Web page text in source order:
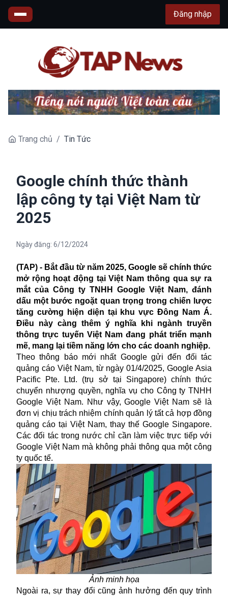
Đăng nhập
Trang chủ / Tin Tức
Google chính thức thành
lập công ty tại Việt Nam từ
2025
Ngày đăng: 6/12/2024
(TAP) - Bắt đầu từ năm 2025, Google sẽ chính thức
mở rộng hoạt động tại Việt Nam thông qua sự ra
mắt của Công ty TNHH Google Việt Nam, đánh
dấu một bước ngoặt quan trọng trong chiến lược
tăng cường hiện diện tại khu vực Đông Nam Á.
Điều này càng thêm ý nghĩa khi ngành truyền
thông trực tuyến Việt Nam đang phát triển mạnh
mẽ, mang lại tiềm năng lớn cho các doanh nghiệp.
Theo thông báo mới nhất Google gửi đến đối tác
quảng cáo Việt Nam, từ ngày 01/4/2025, Google Asia
Pacific Pte. Ltd. (trụ sở tại Singapore) chính thức
chuyển nhượng quyền, nghĩa vụ cho Công ty TNHH
Google Việt Nam. Như vậy, Google Việt Nam sẽ là
đơn vị chịu trách nhiệm chính quản lý tất cả hợp đồng
quảng cáo tại Việt Nam, thay thế Google Singapore.
Các đối tác trong nước chỉ cần làm việc trực tiếp với
Google Việt Nam mà không phải thông qua một công
ty quốc tế.
Ảnh minh họa
Ngoài ra, sự thay đổi cũng ảnh hưởng đến quy trình